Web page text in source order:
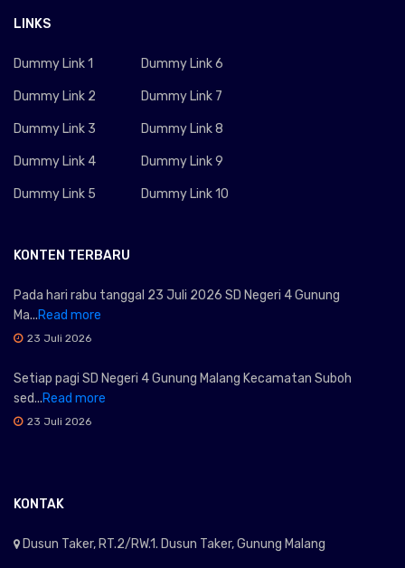
LINKS
Dummy Link 1
Dummy Link 2
Dummy Link 3
Dummy Link 4
Dummy Link 5
Dummy Link 6
Dummy Link 7
Dummy Link 8
Dummy Link 9
Dummy Link 10
KONTEN TERBARU
Pada hari rabu tanggal 23 Juli 2026 SD Negeri 4 Gunung
Ma...Read more
23 Juli 2026
Setiap pagi SD Negeri 4 Gunung Malang Kecamatan Suboh
sed...Read more
23 Juli 2026
KONTAK
Dusun Taker, RT.2/RW.1. Dusun Taker, Gunung Malang